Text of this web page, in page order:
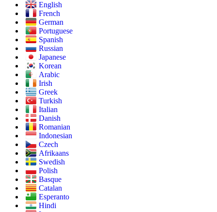
English
French
German
Portuguese
Spanish
Russian
Japanese
Korean
Arabic
Irish
Greek
Turkish
Italian
Danish
Romanian
Indonesian
Czech
Afrikaans
Swedish
Polish
Basque
Catalan
Esperanto
Hindi